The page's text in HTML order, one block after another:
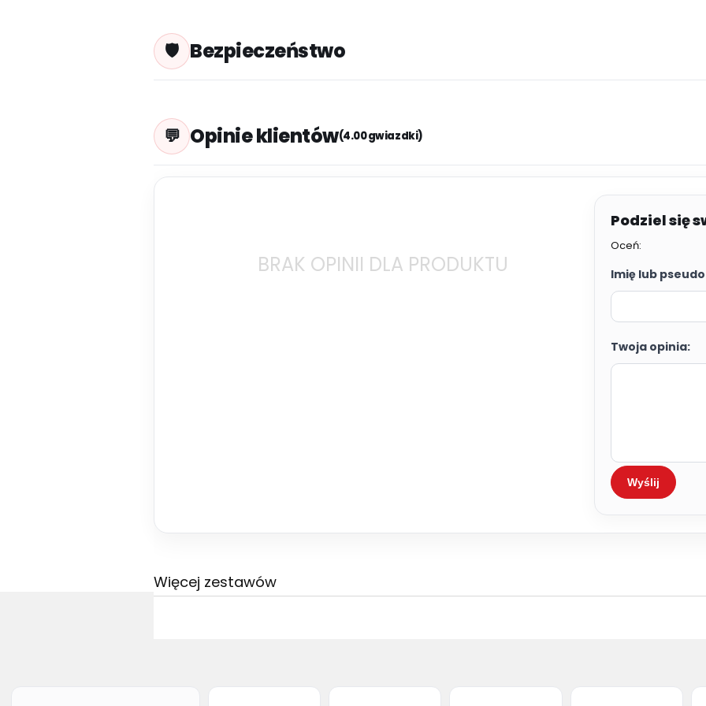
Bezpieczeństwo
Opinie klientów(4.00 gwiazdki)
BRAK OPINII DLA PRODUKTU
Oceń:
Imię lub
Twoja opinia:
Wyślij
Więcej zestawów